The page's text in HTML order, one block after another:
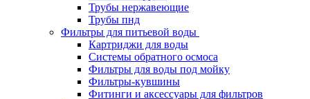
Трубы нержавеющие
Трубы пнд
Фильтры для питьевой воды
Картриджи для воды
Системы обратного осмоса
Фильтры для воды под мойку
Фильтры-кувшины
Фитинги и аксессуары для фильтров